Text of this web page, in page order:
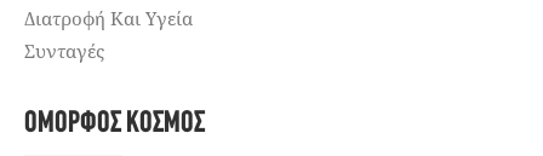
Διατροφή Και Υγεία
Συνταγές
ΌΜΟΡΦΟΣ ΚΌΣΜΟΣ